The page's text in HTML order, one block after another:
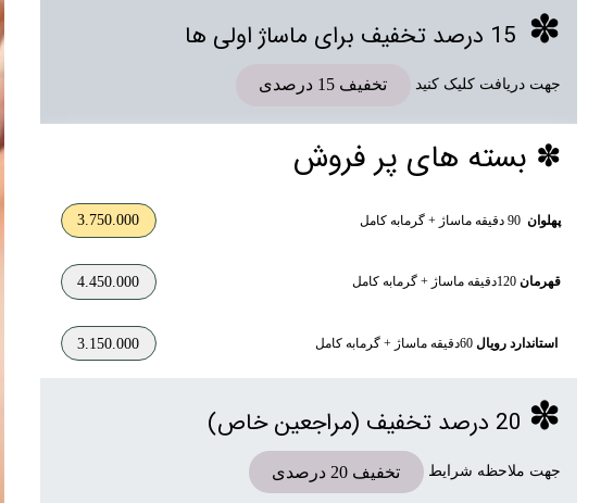
✽ 15 درصد تخفیف برای ماساژ اولی ها
جهت دریافت کلیک کنید تخفیف 15 درصدی
✽ بسته های پر فروش
پهلوان 3.750.000
قهرمان 4.450.000
استاندارد رویال 3.150.000
✽ درصد تخفیف (مراجعین خاص)
جهت ملاحظه شرایط تخفیف 20 درصدی